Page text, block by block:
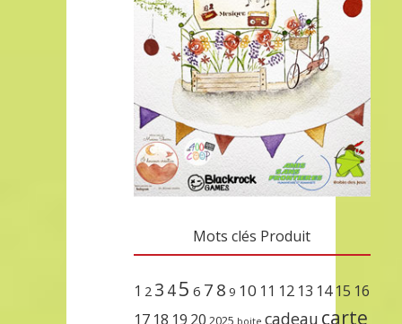
Mots clés Produit
1 2 3 45 6 7 8 9 10 11 12 13 14 15 16
17 18 19 20 2025 boite cadeau carte